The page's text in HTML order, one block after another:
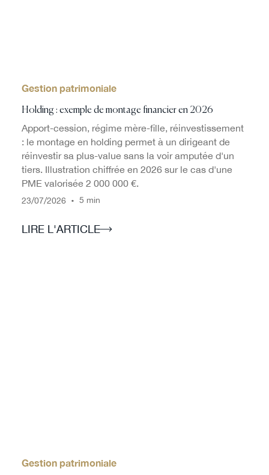
Gestion patrimoniale
Holding : exemple de montage financier en 2026
Apport-cession, régime mère-fille, réinvestissement
: le montage en holding permet à un dirigeant de
réinvestir sa plus-value sans la voir amputée d'un
tiers. Illustration chiffrée en 2026 sur le cas d'une
PME valorisée 2 000 000 €.
23/07/2026 • 5 min
LIRE L'ARTICLE
Gestion patrimoniale